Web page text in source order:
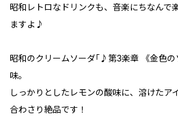
昭和レトロなドリンクも、音楽にちなんで
ますよ♪
昭和のクリームソーダ｢♪第3楽章 《金色の
味。
しっかりとしたレモンの酸味に、溶けたア
合わさり絶品です！